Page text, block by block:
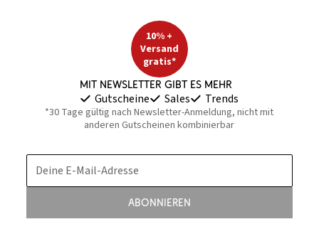
10% +
Versand
gratis*
Mit Newsletter gibt es mehr
Gutscheine Sales Trends
*30 Tage gültig nach Newsletter-Anmeldung, nicht mit
anderen Gutscheinen kombinierbar
Deine E-Mail-Adresse
Abonnieren